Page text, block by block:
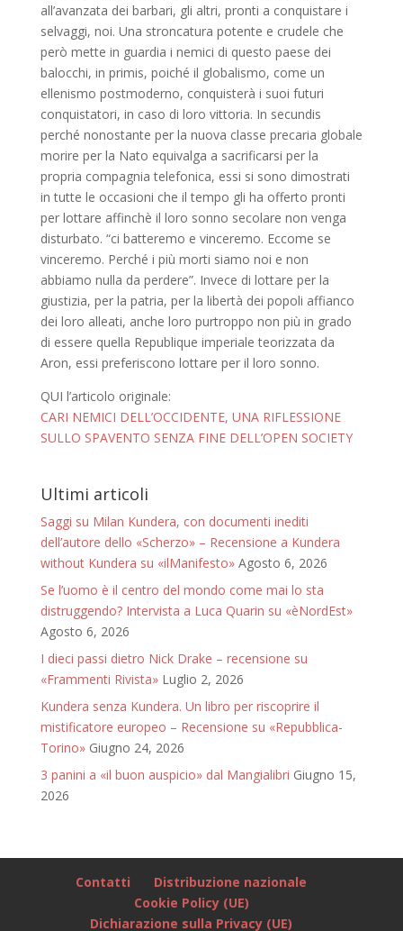
all’avanzata dei barbari, gli altri, pronti a conquistare i
selvaggi, noi. Una stroncatura potente e crudele che
però mette in guardia i nemici di questo paese dei
balocchi, in primis, poiché il globalismo, come un
ellenismo postmoderno, conquisterà i suoi futuri
conquistatori, in caso di loro vittoria. In secundis
perché nonostante per la nuova classe precaria globale
morire per la Nato equivalga a sacrificarsi per la
propria compagnia telefonica, essi si sono dimostrati
in tutte le occasioni che il tempo gli ha offerto pronti
per lottare affinchè il loro sonno secolare non venga
disturbato. “ci batteremo e vinceremo. Eccome se
vinceremo. Perché i più morti siamo noi e non
abbiamo nulla da perdere”. Invece di lottare per la
giustizia, per la patria, per la libertà dei popoli affianco
dei loro alleati, anche loro purtroppo non più in grado
di essere quella Republique imperiale teorizzata da
Aron, essi preferiscono lottare per il loro sonno.
QUI l’articolo originale:
CARI NEMICI DELL’OCCIDENTE, UNA RIFLESSIONE
SULLO SPAVENTO SENZA FINE DELL’OPEN SOCIETY
Ultimi articoli
Saggi su Milan Kundera, con documenti inediti
dell’autore dello «Scherzo» – Recensione a Kundera
without Kundera su «ilManifesto» Agosto 6, 2026
Se l’uomo è il centro del mondo come mai lo sta
distruggendo? Intervista a Luca Quarin su «èNordEst»
Agosto 6, 2026
I dieci passi dietro Nick Drake – recensione su
«Frammenti Rivista» Luglio 2, 2026
Kundera senza Kundera. Un libro per riscoprire il
mistificatore europeo – Recensione su «Repubblica-
Torino» Giugno 24, 2026
3 panini a «il buon auspicio» dal Mangialibri Giugno 15,
2026
Contatti
Distribuzione nazionale
Cookie Policy (UE)
Dichiarazione sulla Privacy (UE)